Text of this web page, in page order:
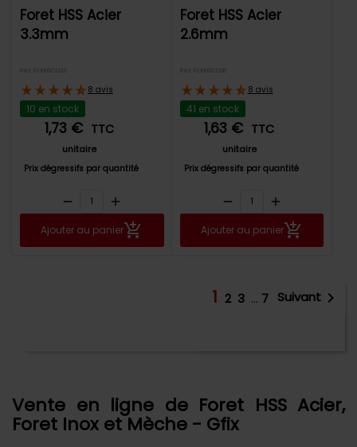
Foret HSS Acier
3.3mm
Réf: FOHSSCD33
8 avis
10 en stock
1,73 € TTC
unitaire
Prix dégressifs par quantité
remove add
Ajouter au panier
Foret HSS Acier
2.6mm
Réf: FOHSSCD26
8 avis
41 en stock
1,63 € TTC
unitaire
Prix dégressifs par quantité
remove add
Ajouter au panier
1 2 3 … 7 Suivant 
Vente en ligne de Foret HSS Acier,
Foret Inox et Mèche - Gfix